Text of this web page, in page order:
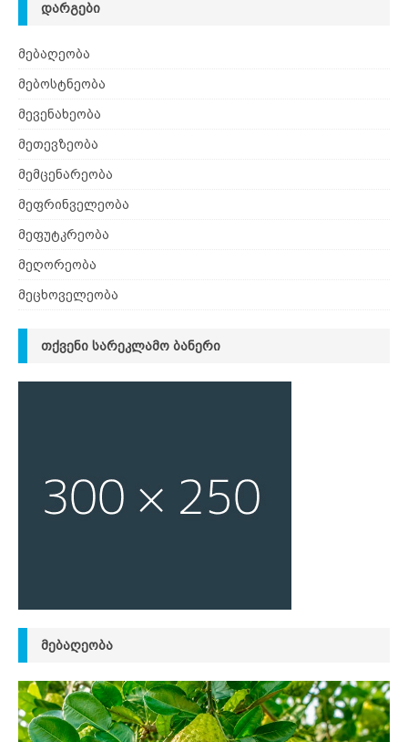
ᲓᲐᲠᲒᲔᲑᲘ
მებაღეობა
მებოსტნეობა
მევენახეობა
მეთევზეობა
მემცენარეობა
მეფრინველეობა
მეფუტკრეობა
მეღორეობა
მეცხოველეობა
ᲗᲥᲕᲔᲜᲘ ᲡᲐᲠᲔᲙᲚᲐᲛᲝ ᲑᲐᲜᲔᲠᲘ
ᲛᲔᲑᲐᲦᲔᲝᲑᲐ